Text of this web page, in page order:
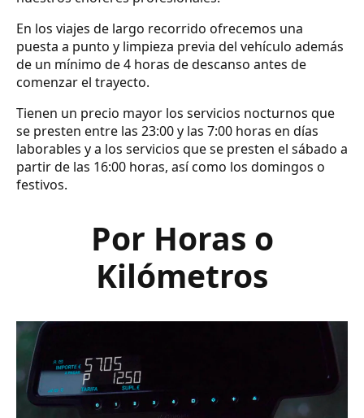
En los viajes de largo recorrido ofrecemos una
puesta a punto y limpieza previa del vehículo además
de un mínimo de 4 horas de descanso antes de
comenzar el trayecto.
Tienen un precio mayor los servicios nocturnos que
se presten entre las 23:00 y las 7:00 horas en días
laborables y a los servicios que se presten el sábado a
partir de las 16:00 horas, así como los domingos o
festivos.
Por Horas o
Kilómetros